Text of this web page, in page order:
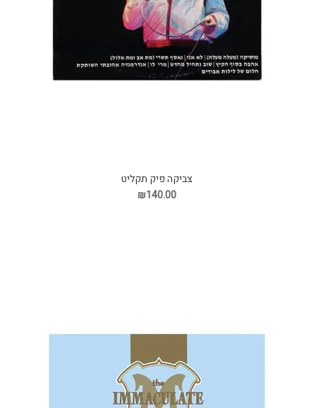
צביקה פיק תקליט
₪140.00